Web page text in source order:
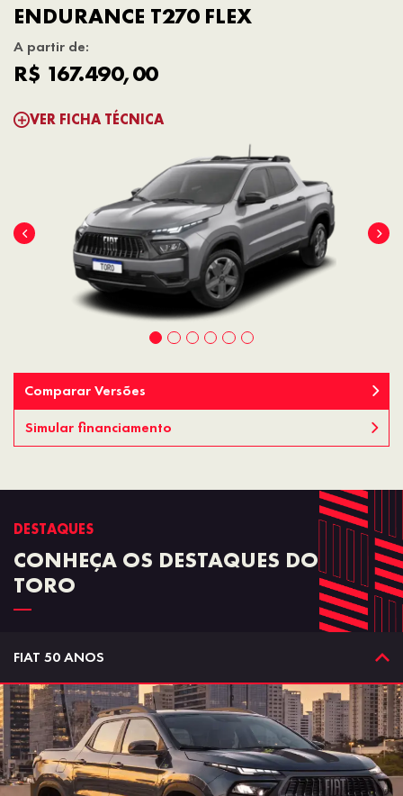
ENDURANCE T270 FLEX
A partir de:
R$ 167.490,00
VER FICHA TÉCNICA
Comparar Versões
Simular financiamento
DESTAQUES
CONHEÇA OS DESTAQUES DO
TORO
FIAT 50 ANOS